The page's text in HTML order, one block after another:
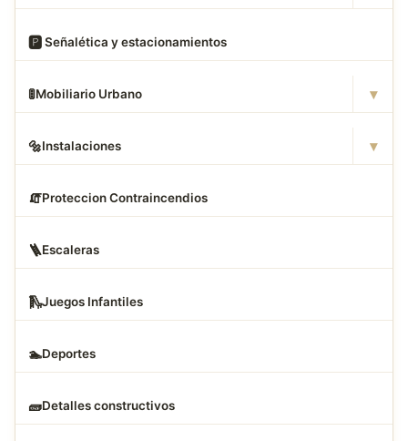
🅿️ Señalética y estacionamientos
🚦Mobiliario Urbano ▾
🔩Instalaciones ▾
🧯Proteccion Contraincendios
🪜Escaleras
🛝Juegos Infantiles
🏊Deportes
🧱Detalles constructivos